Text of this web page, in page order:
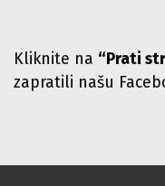
Kliknite na “Prati
zapratili našu